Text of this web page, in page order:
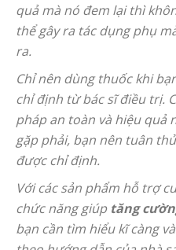
quả mà nó đem lại thì
thể gây ra tác dụng phụ
ra.
Chỉ nên dùng thuốc khi
chỉ định từ bác sĩ điều trị.
pháp an toàn và hiệu quả
gặp phải, bạn nên tuân
được chỉ định.
Với các sản phẩm hỗ trợ
chức năng giúp tăng
bạn cần tìm hiểu kĩ càng